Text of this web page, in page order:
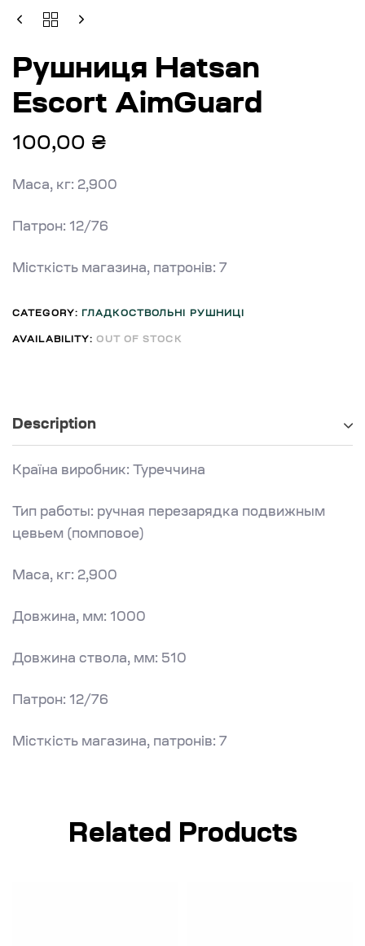
Рушниця Hatsan
Escort AimGuard
100,00 ₴
Маса, кг: 2,900
Патрон: 12/76
Місткість магазина, патронів: 7
CATEGORY: ГЛАДКОСТВОЛЬНІ РУШНИЦІ
AVAILABILITY:OUT OF STOCK
Description
Країна виробник: Туреччина
Тип работы: ручная перезарядка подвижным
цевьем (помповое)
Маса, кг: 2,900
Довжина, мм: 1000
Довжина ствола, мм: 510
Патрон: 12/76
Місткість магазина, патронів: 7
Related Products